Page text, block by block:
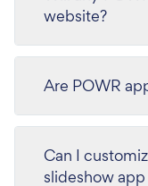
website?
Are POWR
Can I
slideshow